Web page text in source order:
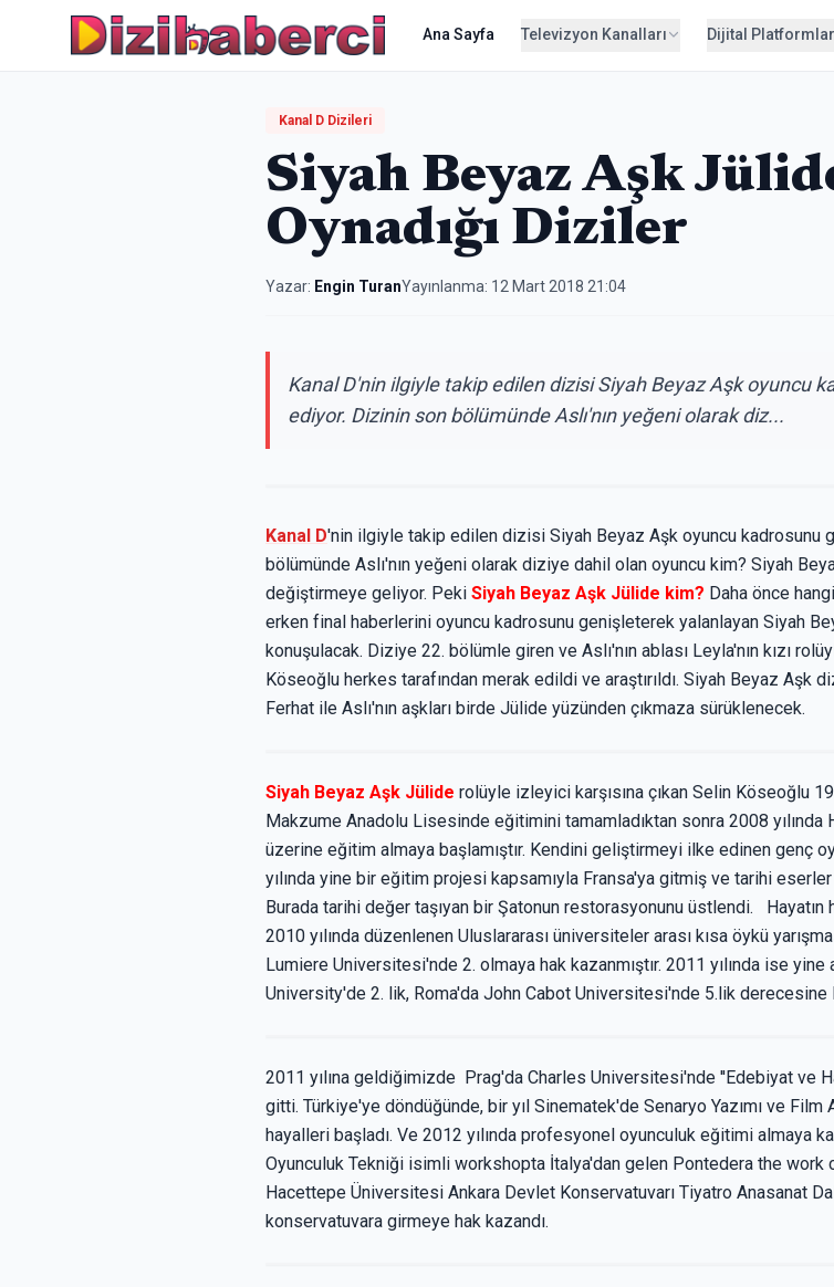
Ana Sayfa Televizyon Kanalları Dijital Platformlar
Kanal D Dizileri
Siyah Beyaz Aşk
Oynadığı Diziler
Yazar: Engin TuranYayınlanma: 12 Mart 2018 21:04
Kanal D'nin ilgiyle takip edilen dizisi Siyah Beyaz Aşk oyuncu
ediyor. Dizinin son bölümünde Aslı'nın yeğeni olarak diz...
Kanal D'nin ilgiyle takip edilen dizisi Siyah Beyaz Aşk oyuncu kadrosunu
bölümünde Aslı'nın yeğeni olarak diziye dahil olan oyuncu kim? Siyah
değiştirmeye geliyor. Peki Siyah Beyaz Aşk Jülide kim? Daha önce
erken final haberlerini oyuncu kadrosunu genişleterek yalanlayan Siyah
konuşulacak. Diziye 22. bölümle giren ve Aslı'nın ablası Leyla'nın kızı
Köseoğlu herkes tarafından merak edildi ve araştırıldı. Siyah Beyaz
Ferhat ile Aslı'nın aşkları birde Jülide yüzünden çıkmaza sürüklenecek.
Siyah Beyaz Aşk Jülide rolüyle izleyici karşısına çıkan Selin Köseoğlu
Makzume Anadolu Lisesinde eğitimini tamamladıktan sonra 2008
üzerine eğitim almaya başlamıştır. Kendini geliştirmeyi ilke edinen genç
yılında yine bir eğitim projesi kapsamıyla Fransa'ya gitmiş ve tarihi
Burada tarihi değer taşıyan bir Şatonun restorasyonunu üstlendi. Hayatın
2010 yılında düzenlenen Uluslararası üniversiteler arası kısa öykü
Lumiere Universitesi'nde 2. olmaya hak kazanmıştır. 2011 yılında ise yine
University'de 2. lik, Roma'da John Cabot Universitesi'nde 5.lik derecesine
2011 yılına geldiğimizde Prag'da Charles Universitesi'nde ''Edebiyat ve
gitti. Türkiye'ye döndüğünde, bir yıl Sinematek'de Senaryo Yazımı ve
hayalleri başladı. Ve 2012 yılında profesyonel oyunculuk eğitimi almaya
Oyunculuk Tekniği isimli workshopta İtalya'dan gelen Pontedera the work
Hacettepe Üniversitesi Ankara Devlet Konservatuvarı Tiyatro Anasanat
konservatuvara girmeye hak kazandı.